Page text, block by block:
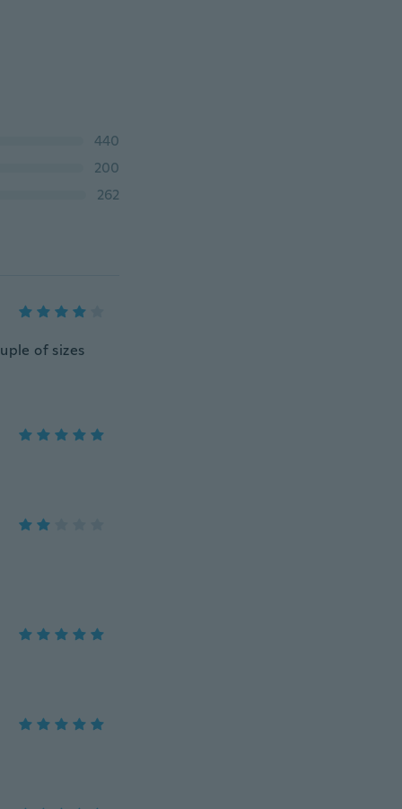
440
200
262
of sizes